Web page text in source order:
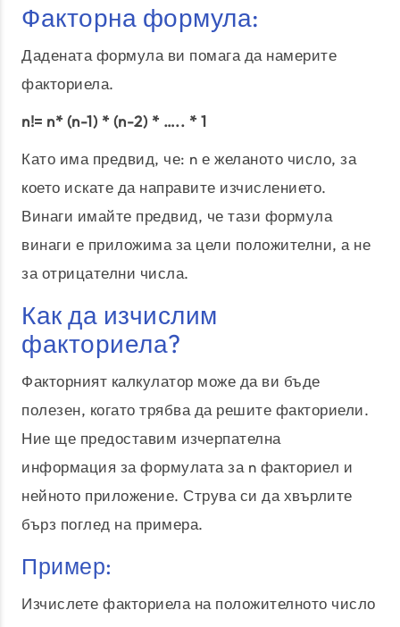
Факторна формула:
Дадената формула ви помага да намерите
факториела.
n!= n* (n-1) * (n-2) * ….. * 1
Като има предвид, че: n е желаното число, за
което искате да направите изчислението.
Винаги имайте предвид, че тази формула
винаги е приложима за цели положителни, а не
за отрицателни числа.
Как да изчислим
факториела?
Факторният калкулатор може да ви бъде
полезен, когато трябва да решите факториели.
Ние ще предоставим изчерпателна
информация за формулата за n факториел и
нейното приложение. Струва си да хвърлите
бърз поглед на примера.
Пример:
Изчислете факториела на положителното число